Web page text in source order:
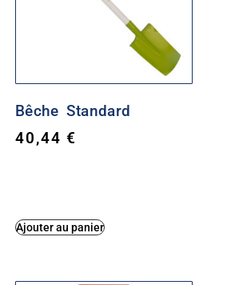
Bêche Standard
40,44€
Ajouter au panier